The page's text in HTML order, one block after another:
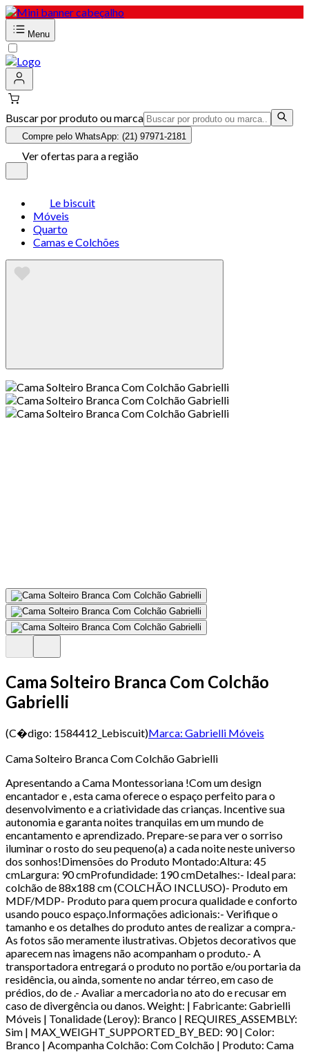
Menu
Buscar por produto ou marca
Compre pelo WhatsApp: (21) 97971-2181
Ver ofertas para a região
Le biscuit
Móveis
Quarto
Camas e Colchões
Cama Solteiro Branca Com Colchão
Gabrielli
(C�digo: 1584412_Lebiscuit)Marca: Gabrielli Móveis
Cama Solteiro Branca Com Colchão Gabrielli
Apresentando a Cama Montessoriana !Com um design
encantador e , esta cama oferece o espaço perfeito para o
desenvolvimento e a criatividade das crianças. Incentive sua
autonomia e garanta noites tranquilas em um mundo de
encantamento e aprendizado. Prepare-se para ver o sorriso
iluminar o rosto do seu pequeno(a) a cada noite neste universo
dos sonhos!Dimensões do Produto Montado:Altura: 45
cmLargura: 90 cmProfundidade: 190 cmDetalhes:- Ideal para:
colchão de 88x188 cm (COLCHÃO INCLUSO)- Produto em
MDF/MDP- Produto para quem procura qualidade e conforto
usando pouco espaço.Informações adicionais:- Verifique o
tamanho e os detalhes do produto antes de realizar a compra.-
As fotos são meramente ilustrativas. Objetos decorativos que
aparecem nas imagens não acompanham o produto.- A
transportadora entregará o produto no portão e/ou portaria da
residência, ou ainda, somente no andar térreo, em caso de
prédios, do de .- Avaliar a mercadoria no ato do e recusar em
caso de divergência ou danos. Weight: | Fabricante: Gabrielli
Móveis | Tonalidade (Leroy): Branco | REQUIRES_ASSEMBLY:
Sim | MAX_WEIGHT_SUPPORTED_BY_BED: 90 | Color:
Branco | Acompanha Colchão: Com Colchão | Produto: Cama